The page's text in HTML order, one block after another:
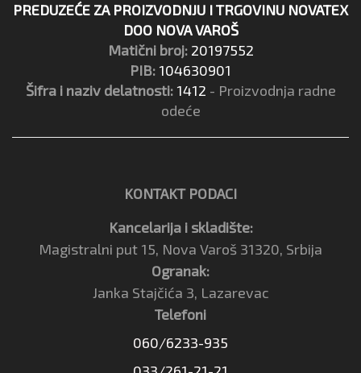
PREDUZEĆE ZA PROIZVODNJU I TRGOVINU NOVATEX
DOO NOVA VAROŠ
Matični broj: 20197552
PIB: 104630901
Šifra i naziv delatnosti: 1412 - Proizvodnja radne
odeće
KONTAKT PODACI
Kancelarija i skladište:
Magistralni put 15, Nova Varoš 31320, Srbija
Ogranak:
Janka Stajčića 3, Lazarevac
Telefoni
060/6233-935